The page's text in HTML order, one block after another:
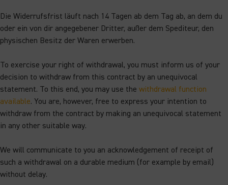
Die Widerrufsfrist läuft nach 14 Tagen ab dem Tag ab, an dem du
oder ein von dir angegebener Dritter, außer dem Spediteur, den
physischen Besitz der Waren erwerben.
To exercise your right of withdrawal, you must inform us of your
decision to withdraw from this contract by an unequivocal
statement. To this end, you may use the withdrawal function
available. You are, however, free to express your intention to
withdraw from the contract by making an unequivocal statement
in any other suitable way.
We will communicate to you an acknowledgement of receipt of
such a withdrawal on a durable medium (for example by email)
without delay.